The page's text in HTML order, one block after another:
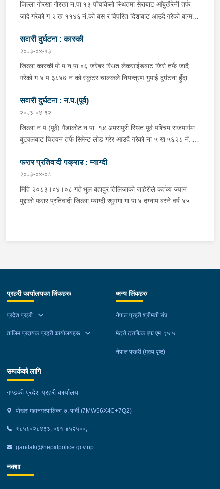
क्रममा निज अमन पौडेलको साथबाट र स्कुटरको डिक्की भित्रबाट गरी
प्रतिबन्धित लागुऔषध फेनारागन ११ एम्पुल, डाइजेपाम ११ एम्पुल, नुर्फिन ११
भइरहेको ।
जिल्ला गोरखा गोरखा न.पा.१३ पाँचकिलो स्थितमा सेराबाट आँबुखैरेनी तर्फ
जादै गरेको ग २ ख ११४६ नं.को बस र विपरित दिशाबाट आउदै गरेको बाग्मती
जिल्ला गोरखा सहिदलखन गा.पा.१ बक्राङ बस्ने वर्ष ३४ को विवश वि.क,
सवार वर्ष २७ को शंकर बिश्वकर्मा, शंकर वि.क को छोरी १५ महिनाकी प्रभा
विश्वकर्मा, बस चालक जिल्ला गोरखा पालुङटार न.पा.६ बस्ने वर्ष ३० को
मिलन गुरुङ. गोरखा न.पा.१३ देउराली बस्ने वर्ष ४२ को कृष्णा राम नराल
पठाएको ।
सवारी दुर्घटना : कास्की
२०८३-०४-१३
जिल्ला कास्की पो.म.न.पा.०६ जरेबर स्थित लेकसाईडबाट जिरो तर्फ जादै
गरेको ग ४ प ३८४७ नं.को स्कुटर चालकले नियन्त्रण गुमाई दुर्घटना हुँदा
अर्चलबोट बस्ने बर्ष २४ कि शान्ति नेपाली घाईते भई उपचारको लागि G.M.C
अस्पताल पठाइएको ।
सवारी दुर्घटना : न.प.(पूर्व)
२०८३-०४-१२
जिल्ला न.प.(पूर्व) गैडाकोट न.पा. १४ अमरापुरी स्थित पूर्व पश्चिम राजमार्गमा
बुटवलबाट चितवन तर्फ सिमेन्ट लोड गरेर आउदै गरेको ना ५ ख ५६२८ नं. को
प ८९४३ नं. को मोटरसाइकल एक आपसमा ठक्कर खाई दुर्घटना हुँदा
मोटरसाइकल चालक जिल्ला मोरङ बिराटनगर म.न.पा. वडा न. १३ बस्ने बर्ष
३० को अभिषेक कुमार पण्डित घाईते भई उपचारको लागी एलआईभ अस्पताल
चितवन पठाएको, मोटरसाइकल,ट्रक र ट्रक चालक जिल्ला न.प.पुर्व देवचुली
फरार प्रतिवादी पक्राउ : म्याग्दी
२०८३-०४-०८
मिति २०८३।०४।०८ गते भुल बहादुर तिलिजाको जाहेरीले कर्तव्य ज्यान
मुद्दाको फरार प्रतिवादी जिल्ला म्याग्दी रघुगंगा गा.पा.४ दग्नाम बस्ने वर्ष ४५ को
खटिएको प्रहरी टोलीले नियन्त्रणमा लिईएको ।
प्रहरी कार्यालयका लिंकहरू
प्रदेश प्रहरी
तालिम प्रदायक प्रहरी कार्यालयहरू
अन्य लिंकहरु
नेपाल प्रहरी श्रीमती संघ
मेट्रो ट्राफिक एफ.एम. ९५.५
नेपाल प्रहरी (मुख्य पृष्ठ)
सम्पर्कको लागि
गण्डकी प्रदेश प्रहरी कार्यालय
पोखरा महानगरपालिका-७, पार्दी (7MW56X4C+7Q2)
९८५६०२८४३३, ०६१-४५२५००,
gandaki@nepalpolice.gov.np
नक्शा